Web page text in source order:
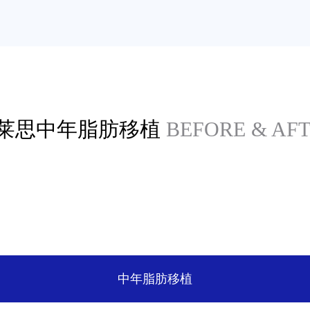
思中年脂肪移植 BEFORE &
中年脂肪移植